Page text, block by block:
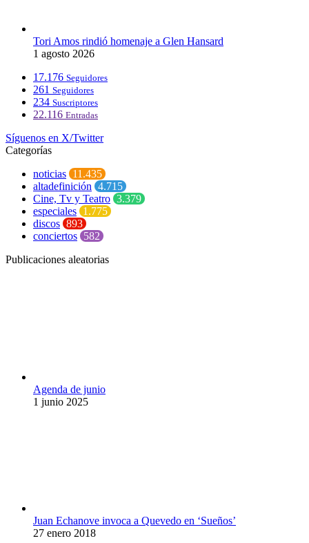
Tori Amos rindió homenaje a Glen Hansard
1 agosto 2026
17.176 Seguidores
261 Seguidores
234 Suscriptores
22.116 Entradas
Síguenos en X/Twitter
Categorías
noticias 11.435
altadefinición 4.715
Cine, Tv y Teatro 3.379
especiales 1.775
discos 893
conciertos 582
Publicaciones aleatorias
Agenda de junio
1 junio 2025
Juan Echanove invoca a Quevedo en ‘Sueños’
27 enero 2018